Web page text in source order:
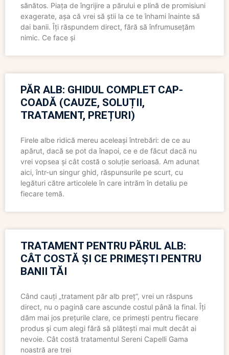
sănătos. Piața de îngrijire a părului e plină de promisiuni
exagerate, așa că vrei să știi la ce te înhami înainte să
dai banii. Îți răspundem direct, fără să înfrumusețăm
nimic. Ce face și
PĂR ALB: GHIDUL COMPLET CAP-
COADĂ (CAUZE, SOLUȚII,
TRATAMENT, PREȚURI)
Firele albe ridică mereu aceleași întrebări: de ce au
apărut, dacă se pot da înapoi, ce e de făcut dacă nu
vrei vopsea și cât costă o soluție serioasă. Am adunat
aici, într-un singur ghid, răspunsurile pe scurt, cu
legături către articolele în care intrăm în detaliu pe
fiecare temă.
TRATAMENT PENTRU PĂRUL ALB:
CÂT COSTĂ ȘI CE PRIMEȘTI PENTRU
BANII TĂI
Când cauți „tratament păr alb preț”, vrei un răspuns
direct, nu o pagină care ascunde costul până la final. Îți
dăm mai jos prețurile clare, ce primești pentru fiecare
produs și cum alegi fără să plătești mai mult decât ai
nevoie. Cât costă tratamentul Sereni Capelli Gama
noastră are trei